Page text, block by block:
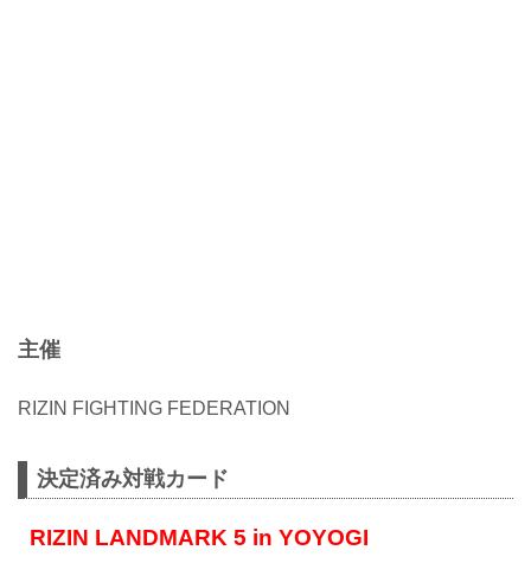
主催
RIZIN FIGHTING FEDERATION
決定済み対戦カード
RIZIN LANDMARK 5 in YOYOGI